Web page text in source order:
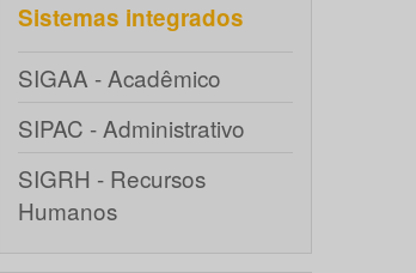
Sistemas integrados
SIGAA - Acadêmico
SIPAC - Administrativo
SIGRH - Recursos
Humanos